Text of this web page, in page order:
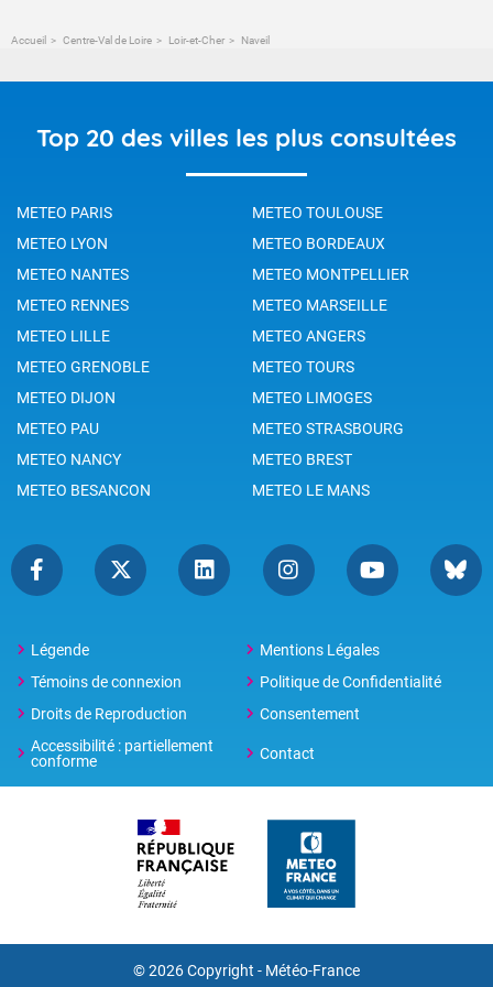
Accueil Centre-Val de Loire Loir-et-Cher Naveil
Top 20 des villes les plus consultées
METEO PARIS
METEO TOULOUSE
METEO LYON
METEO BORDEAUX
METEO NANTES
METEO MONTPELLIER
METEO RENNES
METEO MARSEILLE
METEO LILLE
METEO ANGERS
METEO GRENOBLE
METEO TOURS
METEO DIJON
METEO LIMOGES
METEO PAU
METEO STRASBOURG
METEO NANCY
METEO BREST
METEO BESANCON
METEO LE MANS
Légende
Mentions Légales
Témoins de connexion
Politique de Confidentialité
Droits de Reproduction
Consentement
Accessibilité : partiellement
conforme
Contact
© 2026 Copyright - Météo-France